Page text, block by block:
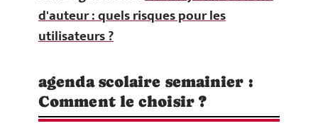
d'auteur : quels risques pour les
utilisateurs ?
agenda scolaire semainier :
Comment le choisir ?